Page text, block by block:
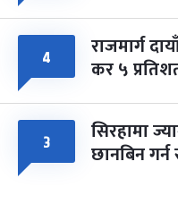
४ राजमार्ग
कर ५
३ सिरहामा
छानबिन